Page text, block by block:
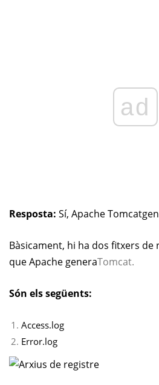
ad
Resposta: Sí, Apache Tomcat
Bàsicament, hi ha dos fitxers
que Apache generaTomcat.
Són els següents:
Access.log
Error.log